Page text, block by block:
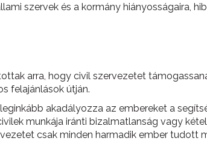
szervek és a kormány hiányosságaira,
arra, hogy civil szervezetet
felajánlások útján.
akadályozza az embereket a
munkája iránti bizalmatlanság vagy
csak minden harmadik ember tudott